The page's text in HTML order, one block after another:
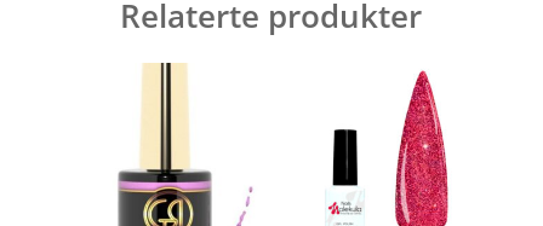
Relaterte produkter